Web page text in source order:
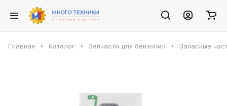
Главная Каталог Запчасти для бензопил Запасные